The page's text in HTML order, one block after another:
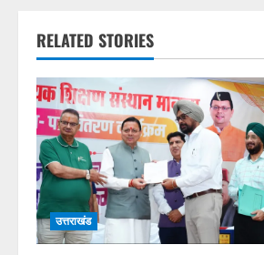
RELATED STORIES
उत्तराखंड